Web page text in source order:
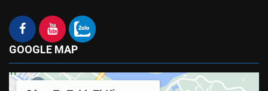
GOOGLE MAP